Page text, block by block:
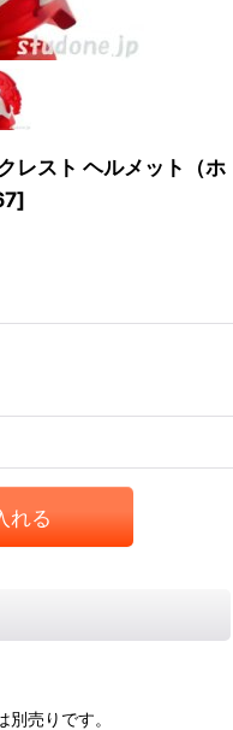
レスト ヘルメット（ホ
]
れる
売りです。